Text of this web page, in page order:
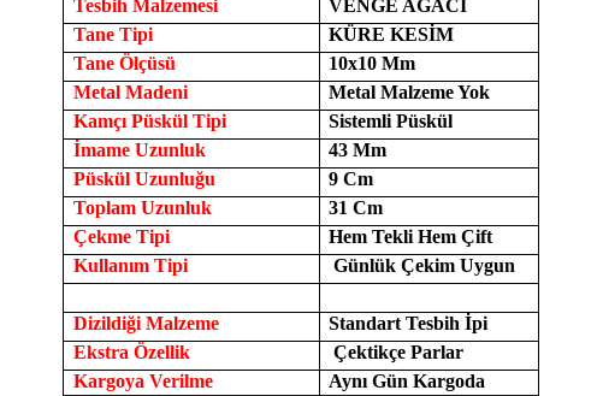
Tesbih Malzemesi
VENGE AĞACI
Tane Tipi
KÜRE KESİM
Tane Ölçüsü
10x10 Mm
Metal Madeni
Metal Malzeme Yok
Kamçı Püskül Tipi
Sistemli Püskül
İmame Uzunluk
43 Mm
Püskül Uzunluğu
9 Cm
Toplam Uzunluk
31 Cm
Çekme Tipi
Hem Tekli Hem Çift
Kullanım Tipi
Günlük Çekim Uygun
Dizildiği Malzeme
Standart Tesbih İpi
Ekstra Özellik
Çektikçe Parlar
Kargoya Verilme
Aynı Gün Kargoda